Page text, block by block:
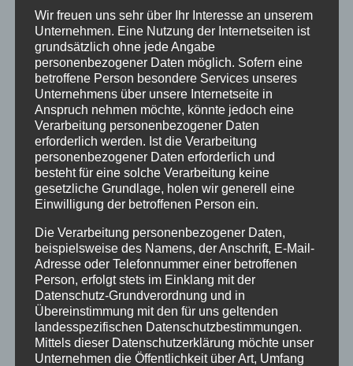
Ferienwohnung 1
Ferienwohnung 2
Ferienwohnung 3
Ferienwohnung 4
Ferienwohnung 5
Ferienzimmer 6
Verfügbarkeiten
Online Buchung
Blog
Kontakt
Reise Versicherung
Impressum
Oberstdorfer Adventskalender
Wir freuen uns sehr über Ihr Interesse an unserem
Unternehmen. Eine Nutzung der Internetseiten ist
grundsätzlich ohne jede Angabe
personenbezogener Daten möglich. Sofern eine
betroffene Person besondere Services unseres
Unternehmens über unsere Internetseite in
Anspruch nehmen möchte, könnte jedoch eine
Verarbeitung personenbezogener Daten
erforderlich werden. Ist die Verarbeitung
personenbezogener Daten erforderlich und
besteht für eine solche Verarbeitung keine
gesetzliche Grundlage, holen wir generell eine
Einwilligung der betroffenen Person ein.
Die Verarbeitung personenbezogener Daten,
beispielsweise des Namens, der Anschrift, E-Mail-
Adresse oder Telefonnummer einer betroffenen
Person, erfolgt stets im Einklang mit der
Datenschutz-Grundverordnung und in
Übereinstimmung mit den für uns geltenden
landesspezifischen Datenschutzbestimmungen.
Mittels dieser Datenschutzerklärung möchte unser
Unternehmen die Öffentlichkeit über Art, Umfang